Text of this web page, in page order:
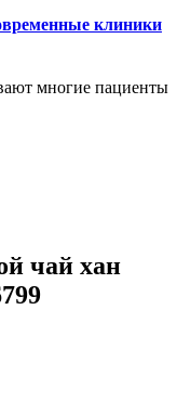
клиники
многие пациенты
чай хан